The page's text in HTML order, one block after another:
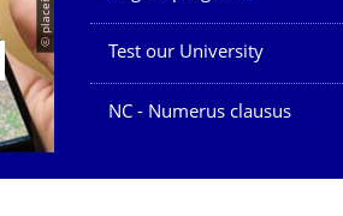
Test our University
NC - Numerus clausus